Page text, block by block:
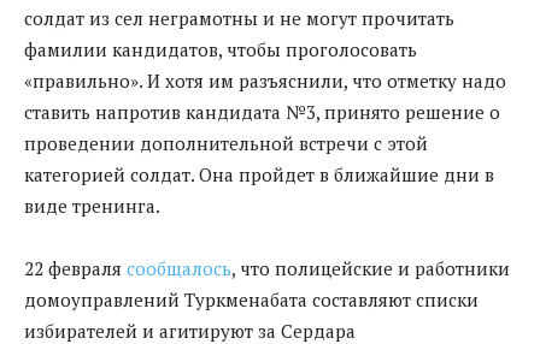
солдат из сел неграмотны и не могут прочитать
фамилии кандидатов, чтобы проголосовать
«правильно». И хотя им разъяснили, что отметку надо
ставить напротив кандидата №3, принято решение о
проведении дополнительной встречи с этой
категорией солдат. Она пройдет в ближайшие дни в
виде тренинга.
22 февраля сообщалось, что полицейские и работники
домоуправлений Туркменабата составляют списки
избирателей и агитируют за Сердара